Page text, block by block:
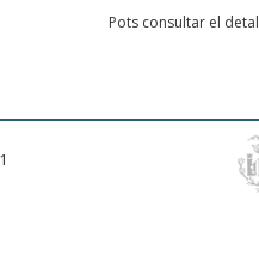
Pots consultar el